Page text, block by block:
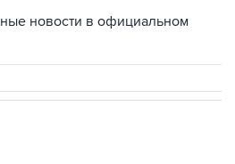
новости в официальном